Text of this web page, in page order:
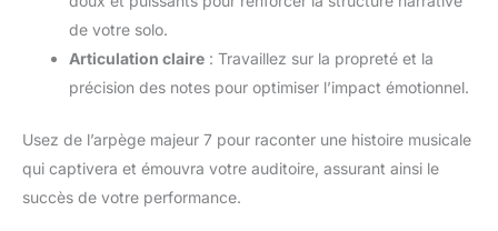
de votre solo.
Articulation claire : Travaillez sur la propreté et la
précision des notes pour optimiser l’impact émotionnel.
Usez de l’arpège majeur 7 pour raconter une histoire musicale
qui captivera et émouvra votre auditoire, assurant ainsi le
succès de votre performance.